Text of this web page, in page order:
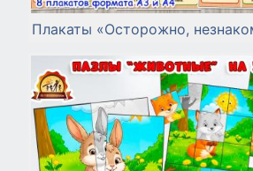
Плакаты «Осторожно,